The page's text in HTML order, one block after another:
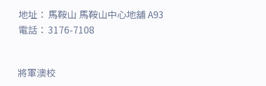
地址： 馬鞍山 馬鞍山中心地舖 A93
電話： 3176-7108
將軍澳校